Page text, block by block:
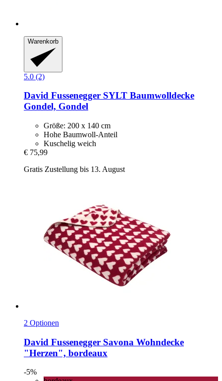
Warenkorb
5.0 (2)
David Fussenegger SYLT Baumwolldecke
Gondel, Gondel
Größe: 200 x 140 cm
Hohe Baumwoll-Anteil
Kuschelig weich
€ 75,99
Gratis Zustellung bis 13. August
2 Optionen
David Fussenegger Savona Wohndecke
"Herzen", bordeaux
-5%